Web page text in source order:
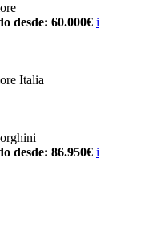
desde: 60.000€ i
Italia
desde: 86.950€ i